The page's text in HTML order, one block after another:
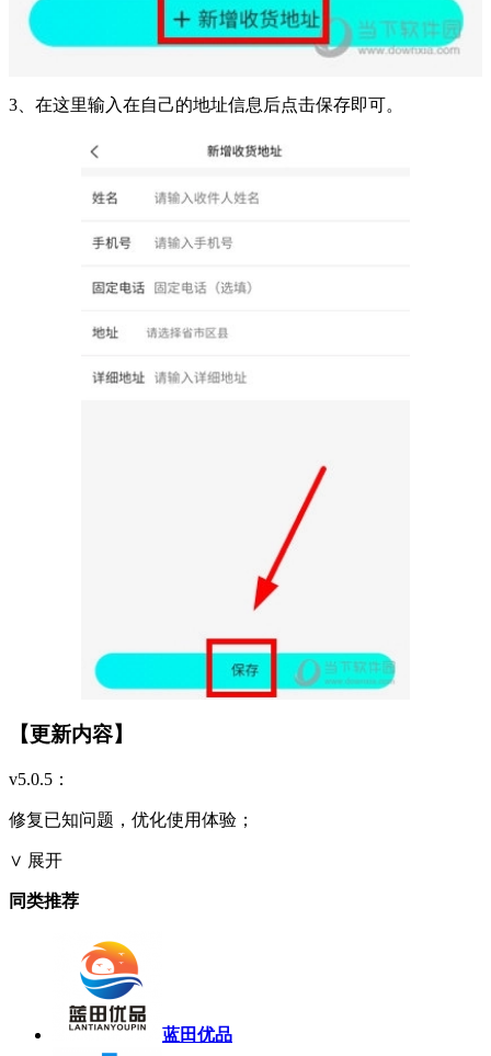
3、在这里输入在自己的地址信息后点击保存即可。
【更新内容】
v5.0.5：
修复已知问题，优化使用体验；
∨ 展开
同类推荐
蓝田优品